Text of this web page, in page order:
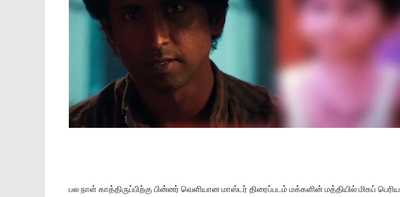
பல நாள் காத்திருப்பிற்கு பின்னர் வெளியான மாஸ்டர் திரைப்படம் மக்களின் மத்தியில் மிகப் பெரிய